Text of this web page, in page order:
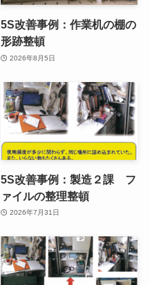
5S改善事例：作業机の棚の
形跡整頓
2026年8月5日
5S改善事例：製造２課 フ
ァイルの整理整頓
2026年7月31日